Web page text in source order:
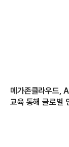
메가존클라우드,
교육 통해 글로벌